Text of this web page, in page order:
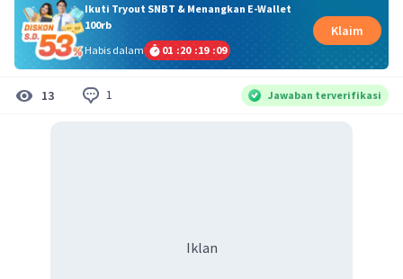
Ikuti Tryout SNBT & Menangkan E-Wallet
100rb
Habis dalam
01 :20 :19 :09
Klaim
13 1 Jawaban terverifikasi
Iklan